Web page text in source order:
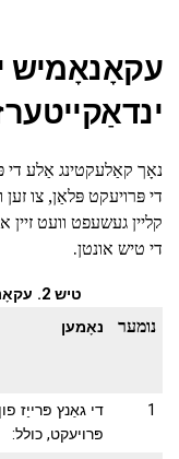
עקאָנאָמיש
נאָך קאַלעקטינג אַלע די
די פּרויעקט פּלאַן, צו
קליין געשעפט וועט
די טיש אונטן.
טיש 2. עקאָנאָמיש יוואַליויישאַן ינדאַקייטערז
נומער נאָמען
1
די גאַנץ פּרייַז
פּרויעקט, כולל: